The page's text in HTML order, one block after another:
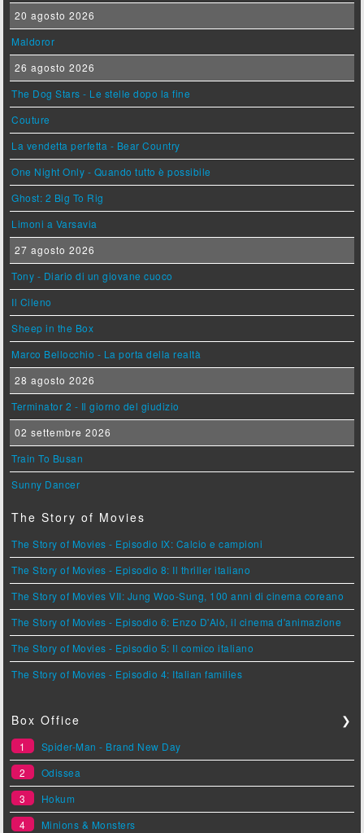
20 agosto 2026
Maldoror
26 agosto 2026
The Dog Stars - Le stelle dopo la fine
Couture
La vendetta perfetta - Bear Country
One Night Only - Quando tutto è possibile
Ghost: 2 Big To Rig
Limoni a Varsavia
27 agosto 2026
Tony - Diario di un giovane cuoco
Il Cileno
Sheep in the Box
Marco Bellocchio - La porta della realtà
28 agosto 2026
Terminator 2 - Il giorno del giudizio
02 settembre 2026
Train To Busan
Sunny Dancer
The Story of Movies
The Story of Movies - Episodio IX: Calcio e campioni
The Story of Movies - Episodio 8: Il thriller italiano
The Story of Movies VII: Jung Woo-Sung, 100 anni di cinema coreano
The Story of Movies - Episodio 6: Enzo D'Alò, il cinema d'animazione
The Story of Movies - Episodio 5: Il comico italiano
The Story of Movies - Episodio 4: Italian families
Box Office ❯
1
Spider-Man - Brand New Day
2
Odissea
3
Hokum
4
Minions & Monsters